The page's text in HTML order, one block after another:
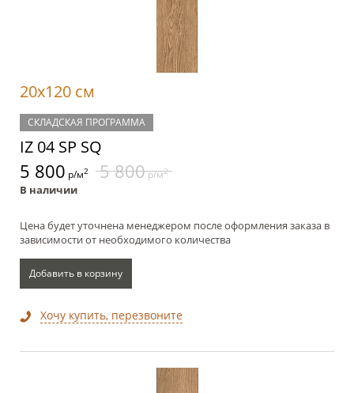
20x120 см
СКЛАДСКАЯ ПРОГРАММА
IZ 04 SP SQ
5 800 р/м2 5 800р/м2
В наличии
Цена будет уточнена менеджером после оформления заказа в
зависимости от необходимого количества
Добавить в корзину
Хочу купить, перезвоните